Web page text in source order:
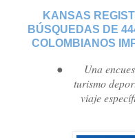
KANSAS
BÚSQUEDAS DE
COLOMBIANOS
●
Una
turismo
viaje